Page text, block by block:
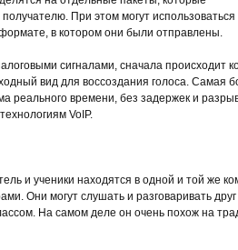
При этом могут использоваться
в котором они были отправлены.
сигналами, сначала
вид для воссоздания голоса.
времени, без задержек и
VoIP.
и ученики находятся в одной и той же
Они могут слушать и разговаривать
На самом деле он очень похож на